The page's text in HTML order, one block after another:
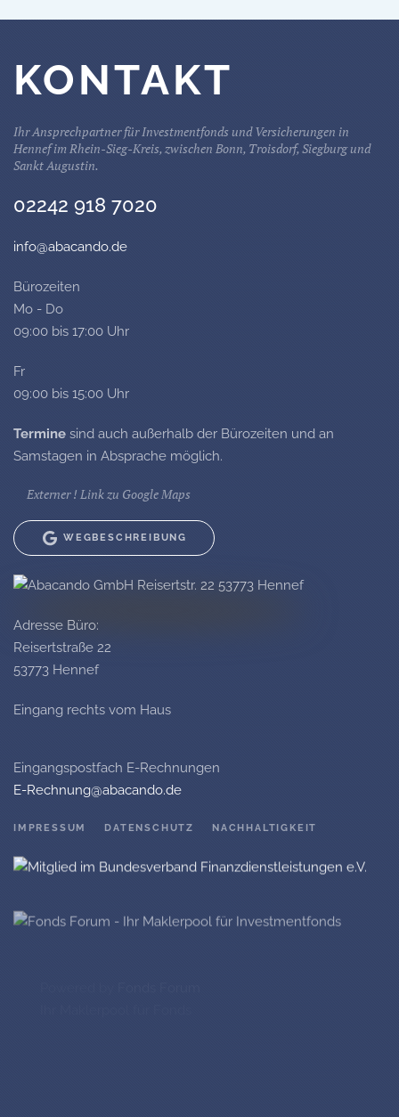
KONTAKT
Ihr Ansprechpartner für Investmentfonds und Versicherungen in
Hennef im Rhein-Sieg-Kreis, zwischen Bonn, Troisdorf, Siegburg und
Sankt Augustin.
02242 918 7020
info@abacando.de
Bürozeiten
Mo - Do
09:00 bis 17:00 Uhr
Fr
09:00 bis 15:00 Uhr
Termine sind auch außerhalb der Bürozeiten und an
Samstagen in Absprache möglich.
Externer ! Link zu Google Maps
WEGBESCHREIBUNG
Adresse Büro:
Reisertstraße 22
53773 Hennef
Eingang rechts vom Haus
Eingangspostfach E-Rechnungen
E-Rechnung@abacando.de
IMPRESSUM DATENSCHUTZ NACHHALTIGKEIT